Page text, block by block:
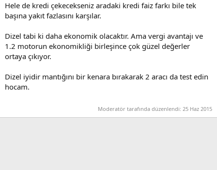
Hele de kredi çekecekseniz aradaki kredi faiz farkı bile tek
başına yakıt fazlasını karşılar.
Dizel tabi ki daha ekonomik olacaktır. Ama vergi avantajı ve
1.2 motorun ekonomikliği birleşince çok güzel değerler
ortaya çıkıyor.
Dizel iyidir mantığını bir kenara bırakarak 2 aracı da test edin
hocam.
Moderatör tarafında düzenlendi: 25 Haz 2015